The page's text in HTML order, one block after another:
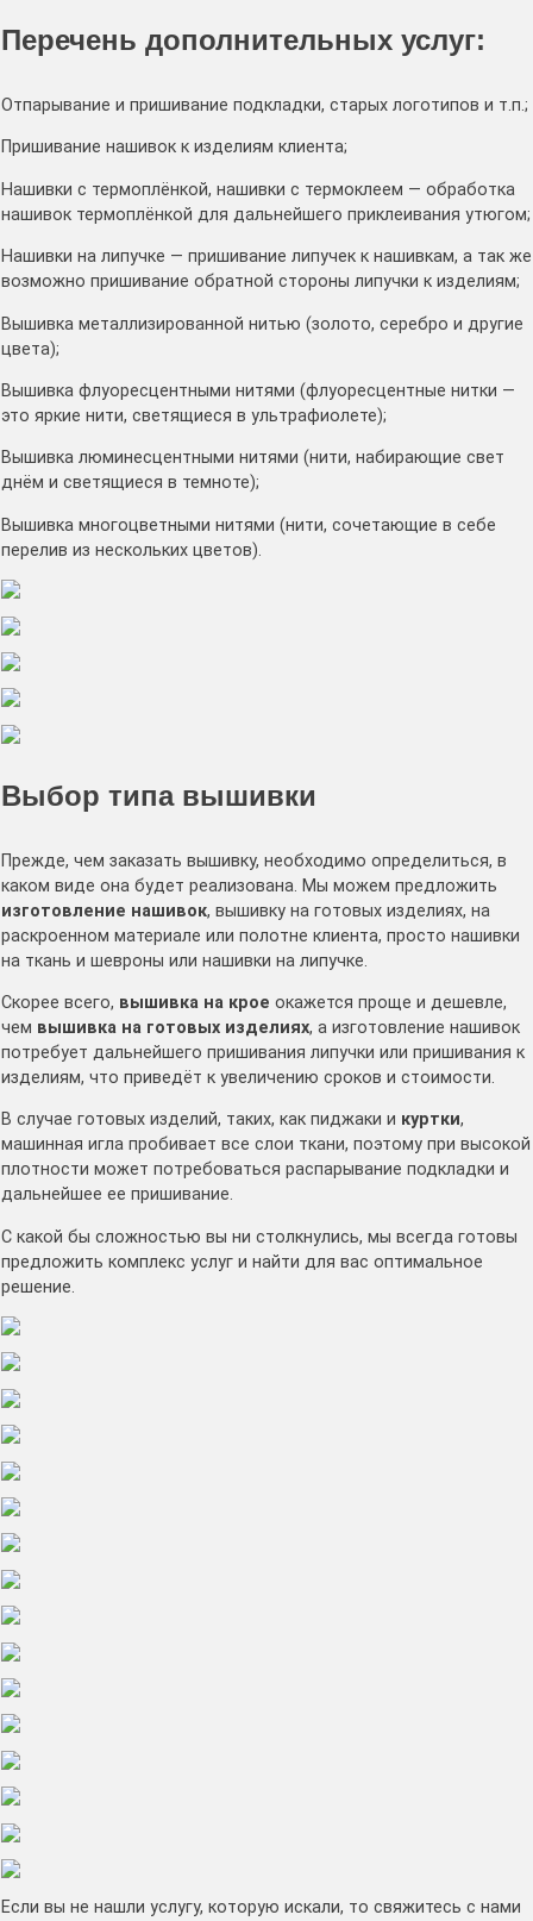
Перечень дополнительных услуг:
Отпарывание и пришивание подкладки, старых логотипов и т.п.;
Пришивание нашивок к изделиям клиента;
Нашивки с термоплёнкой, нашивки с термоклеем — обработка
нашивок термоплёнкой для дальнейшего приклеивания утюгом;
Нашивки на липучке — пришивание липучек к нашивкам, а так же
возможно пришивание обратной стороны липучки к изделиям;
Вышивка металлизированной нитью (золото, серебро и другие
цвета);
Вышивка флуоресцентными нитями (флуоресцентные нитки —
это яркие нити, светящиеся в ультрафиолете);
Вышивка люминесцентными нитями (нити, набирающие свет
днём и светящиеся в темноте);
Вышивка многоцветными нитями (нити, сочетающие в себе
перелив из нескольких цветов).
Выбор типа вышивки
Прежде, чем заказать вышивку, необходимо определиться, в
каком виде она будет реализована. Мы можем предложить
изготовление нашивок, вышивку на готовых изделиях, на
раскроенном материале или полотне клиента, просто нашивки
на ткань и шевроны или нашивки на липучке.
Скорее всего, вышивка на крое окажется проще и дешевле,
чем вышивка на готовых изделиях, а изготовление нашивок
потребует дальнейшего пришивания липучки или пришивания к
изделиям, что приведёт к увеличению сроков и стоимости.
В случае готовых изделий, таких, как пиджаки и куртки,
машинная игла пробивает все слои ткани, поэтому при высокой
плотности может потребоваться распарывание подкладки и
дальнейшее ее пришивание.
С какой бы сложностью вы ни столкнулись, мы всегда готовы
предложить комплекс услуг и найти для вас оптимальное
решение.
Если вы не нашли услугу, которую искали, то свяжитесь с нами